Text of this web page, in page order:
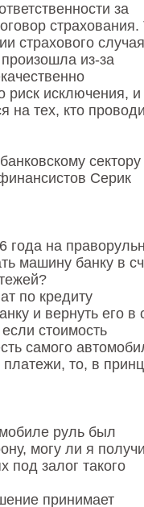
за
страхования.
страхового случая
из-за
риск исключения, и
на тех, кто
сектору
Серик
года на
машину банку в
по кредиту
и вернуть его в
стоимость
самого
то, в
руль был
могу ли я
под залог такого
принимает